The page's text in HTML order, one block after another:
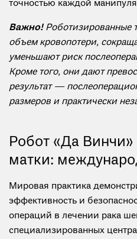
точностью каждой
Важно!Роботизированные
объем кровопотери,
уменьшают риск
Кроме того, они дают
результат —
размеров и практически
Робот «Да
матки:
Мировая практика
эффективность и
операций в лечении рака
специализированных